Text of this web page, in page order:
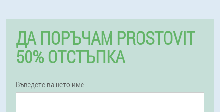
ДА ПОРЪЧАМ PROSTOVIT
50% ОТСТЪПКА
Въведете вашето име